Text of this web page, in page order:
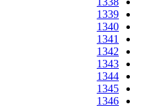
1339
1340
1341
1342
1343
1344
1345
1346